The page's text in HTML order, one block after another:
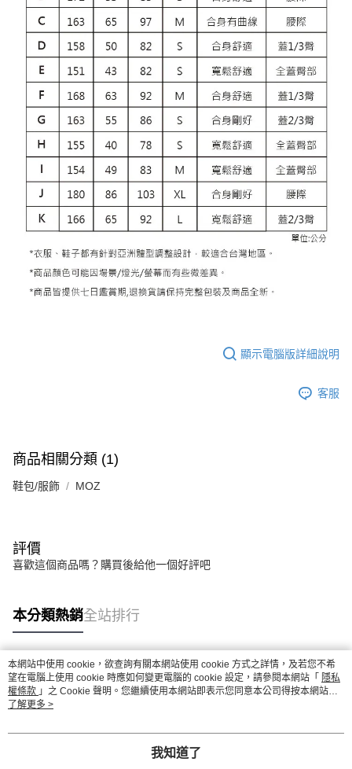
顯示電腦版詳細說明
客服
商品相關分類 (1)
鞋包/服飾 MOZ
評價
喜歡這個商品嗎？購買後給他一個好評吧
本分類熱銷全站排行
熱門標籤
本網站中使用 cookie，欲查詢有關本網站使用 cookie 方式之詳情，及若您不希
望在電腦上使用 cookie 時應如何變更電腦的 cookie 設定，請參閱本網站「 隱私
權條款 」之 Cookie 聲明。您繼續使用本網站即表示您同意本公司得按本網站使
用條款之 Cookie 聲明使用 cookie。
了解更多 >
我知道了